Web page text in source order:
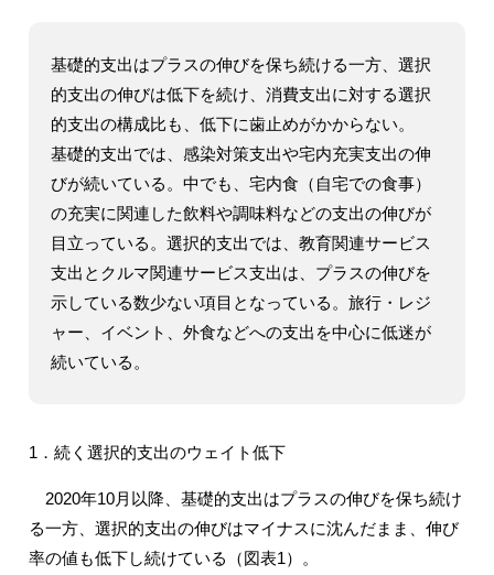
基礎的支出はプラスの伸びを保ち続ける一方、選択
的支出の伸びは低下を続け、消費支出に対する選択
的支出の構成比も、低下に歯止めがかからない。
基礎的支出では、感染対策支出や宅内充実支出の伸
びが続いている。中でも、宅内食（自宅での食事）
の充実に関連した飲料や調味料などの支出の伸びが
目立っている。選択的支出では、教育関連サービス
支出とクルマ関連サービス支出は、プラスの伸びを
示している数少ない項目となっている。旅行・レジ
ャー、イベント、外食などへの支出を中心に低迷が
続いている。
1．続く選択的支出のウェイト低下
2020年10月以降、基礎的支出はプラスの伸びを保ち続け
る一方、選択的支出の伸びはマイナスに沈んだまま、伸び
率の値も低下し続けている（図表1）。